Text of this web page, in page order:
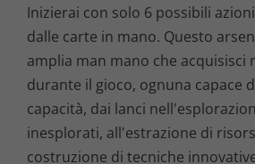
Inizierai con solo 6 possibili
dalle carte in mano. Questo
amplia man mano che acquisisci
durante il gioco, ognuna capace
capacità, dai lanci
inesplorati, all'estrazione di
costruzione di tecniche